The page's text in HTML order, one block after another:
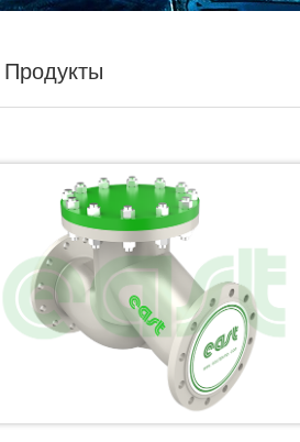
Продукты